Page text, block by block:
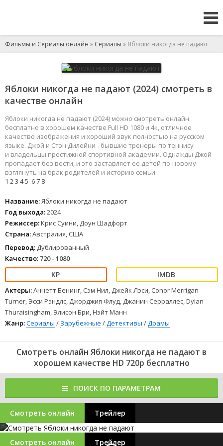
Фильмы и Сериалы онлайн » Сериалы » Яблоки никогда не падают
Яблоки никогда не падают (2024) смотреть в
качестве онлайн
Яблоки никогда не падают (2024) можно смотреть онлайн
бесплатно в хорошем качестве Full HD 1080 и 4к, отличное
качество изображения и хороший звук полностью на русском
языке. Джой и Стэн Дилейни - бывшие тренеры по теннису
и владельцы престижной спортивной академии. Однажды Джой
пропадает без вести, и это заставляет ее детей по-новому
взглянуть на брак родителей и историю семьи.
1 23 45 67 8
Название:Яблоки никогда не падают
Год выхода:2024
Режиссер:Крис Суини, Доун Шадфорт
Страна:Австралия, США
Перевод: Дублированный
Качество: 720 - 1080
Актеры:Аннетт Бенинг, Сэм Нил, Джейк Лэси, Conor Merrigan
Turner, Эсси Рэндлс, Джорджия Флуд, Джанин Серраллес, Dylan
Thuraisingham, Элисон Бри, Нэйт Манн
Жанр:Сериалы / Зарубежные /Детективы /Драмы
Смотреть онлайн Яблоки никогда не падают в
хорошем качестве HD 720p бесплатно
ПОИСК ПО ПАРАМЕТРАМ
Смотреть онлайн Трейлер
Смотреть онлайн Трейлер